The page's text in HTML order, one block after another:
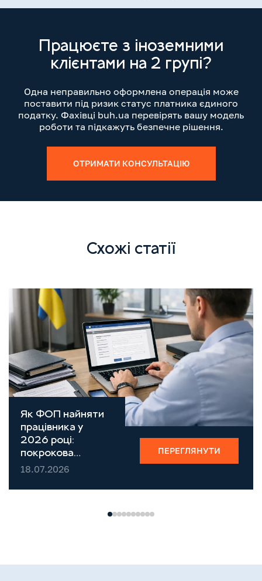
Працюєте з іноземними
клієнтами на 2 групі?
Одна неправильно оформлена операція може
поставити під ризик статус платника єдиного
податку. Фахівці buh.ua перевірять вашу модель
роботи та підкажуть безпечне рішення.
ОТРИМАТИ КОНСУЛЬТАЦІЮ
Схожі статії
Як ФОП найняти
працівника у
2026 році:
покрокова
інструкція,
звітність і
18.07.2026
ПЕРЕГЛЯНУТИ